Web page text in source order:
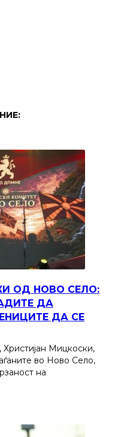
ОД НОВО СЕЛО:
ДА
ДА СЕ
Христијан Мицкоски,
во Ново Село,
на